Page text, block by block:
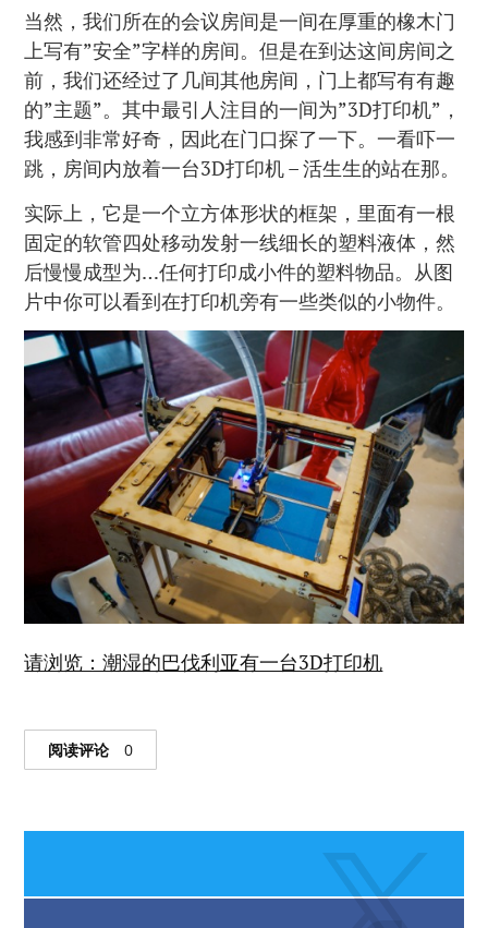
当然，我们所在的会议房间是一间在厚重的橡木门
上写有”安全”字样的房间。但是在到达这间房间之
前，我们还经过了几间其他房间，门上都写有有趣
的”主题”。其中最引人注目的一间为”3D打印机”，
我感到非常好奇，因此在门口探了一下。一看吓一
跳，房间内放着一台3D打印机 – 活生生的站在那。
实际上，它是一个立方体形状的框架，里面有一根
固定的软管四处移动发射一线细长的塑料液体，然
后慢慢成型为…任何打印成小件的塑料物品。从图
片中你可以看到在打印机旁有一些类似的小物件。
请浏览：潮湿的巴伐利亚有一台3D打印机
阅读评论 0